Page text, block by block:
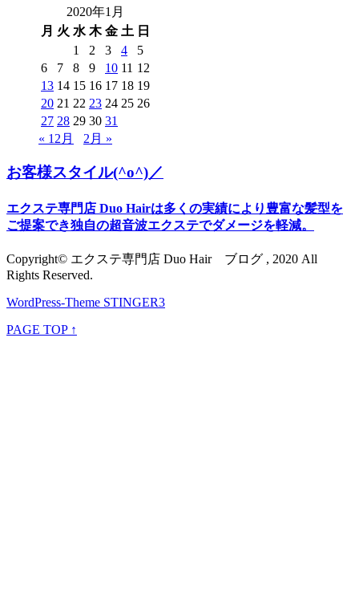
2020年1月
月 火 水 木 金 土 日
1
2 3 4
5
6
7 8 9 10 11 12
13 14 15 16 17 18 19
20 21 22 23 24 25 26
27 28 29 30 31
« 12月
2月 »
お客様スタイル(^o^)／
エクステ専門店 Duo Hairは多くの実績により豊富な髪型を
ご提案でき独自の超音波エクステでダメージを軽減。
Copyright© エクステ専門店 Duo Hair ブログ , 2020 All
Rights Reserved.
WordPress-Theme STINGER3
PAGE TOP ↑